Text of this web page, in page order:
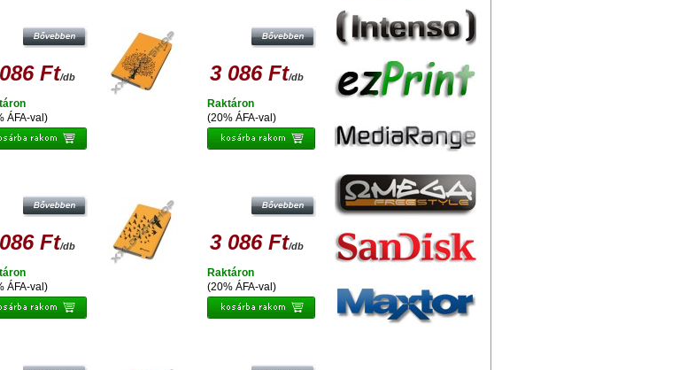
Ft/db
ÁFA-val)
3 086 Ft/db
(20% ÁFA-val)
Raktáron
Ft/db
ÁFA-val)
3 086 Ft/db
(20% ÁFA-val)
Raktáron